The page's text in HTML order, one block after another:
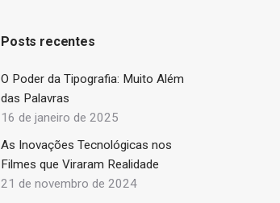
Posts recentes
O Poder da Tipografia: Muito Além
das Palavras
16 de janeiro de 2025
As Inovações Tecnológicas nos
Filmes que Viraram Realidade
21 de novembro de 2024